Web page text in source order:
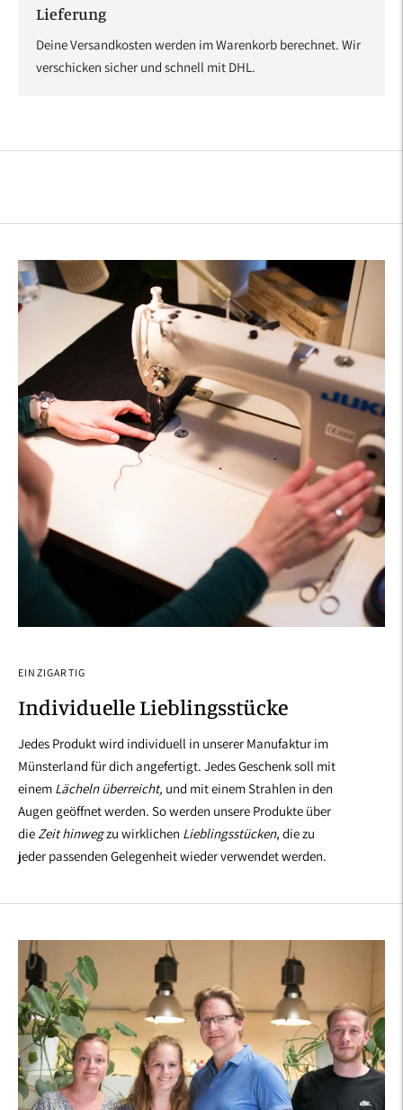
Lieferung
Deine Versandkosten werden im Warenkorb berechnet. Wir
verschicken sicher und schnell mit DHL.
in
EINZIGARTIG
Individuelle Lieblingsstücke
Jedes Produkt wird individuell in unserer Manufaktur im
Münsterland für dich angefertigt. Jedes Geschenk soll mit
einem Lächeln überreicht, und mit einem Strahlen in den
Augen geöffnet werden. So werden unsere Produkte über
dieZeit hinwegzu wirklichen Lieblingsstücken, die zu
jeder passenden Gelegenheit wieder verwendet werden.